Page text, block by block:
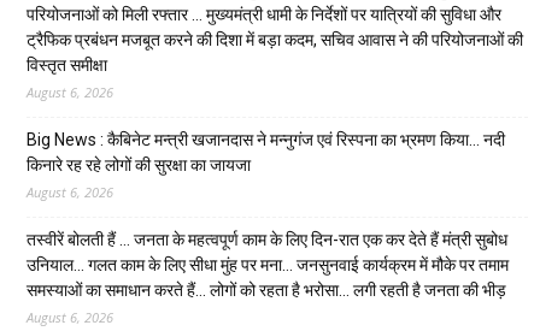
परियोजनाओं को मिली रफ्तार … मुख्यमंत्री धामी के निर्देशों पर यात्रियों की सुविधा और
ट्रैफिक प्रबंधन मजबूत करने की दिशा में बड़ा कदम, सचिव आवास ने की परियोजनाओं की
विस्तृत समीक्षा
August 6, 2026
Big News : कैबिनेट मन्त्री खजानदास ने मन्नुगंज एवं रिस्पना का भ्रमण किया… नदी
किनारे रह रहे लोगों की सुरक्षा का जायजा
August 6, 2026
तस्वीरें बोलती हैं … जनता के महत्वपूर्ण काम के लिए दिन-रात एक कर देते हैं मंत्री सुबोध
उनियाल… गलत काम के लिए सीधा मुंह पर मना… जनसुनवाई कार्यक्रम में मौके पर तमाम
समस्याओं का समाधान करते हैं… लोगों को रहता है भरोसा… लगी रहती है जनता की भीड़
August 6, 2026